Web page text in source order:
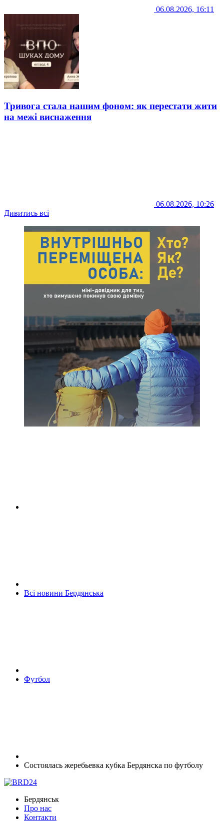
06.08.2026, 16:11
Тривога стала нашим фоном: як перестати жити
на межі виснаження
06.08.2026, 10:26
Дивитись всі
Всі новини Бердянська
Футбол
Состоялась жеребьевка кубка Бердянска по футболу
Бердянськ
Про нас
Контакти